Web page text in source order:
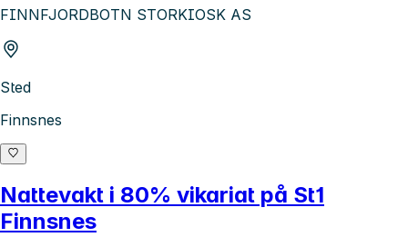
FINNFJORDBOTN STORKIOSK AS
Sted
Finnsnes
Nattevakt i 80% vikariat på St1
Finnsnes